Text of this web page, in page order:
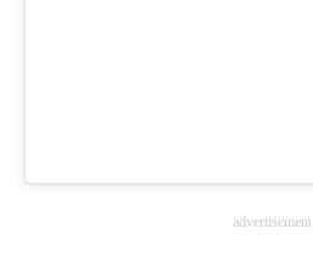
ITエンジニア向け専門サイト
advertisement